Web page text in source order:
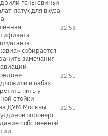
гены свиньи
латук для вкуса
22:53
собирается
замечания
22:51
в пабах
пить у
стойки
22:51
ДУМ Москвы
опроверг
собственной